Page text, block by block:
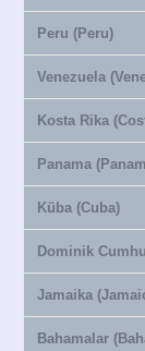
Peru (Peru)
Venezuela
Kosta Rika
Panama
Küba (Cuba)
Dominik
Jamaika
Bahamalar